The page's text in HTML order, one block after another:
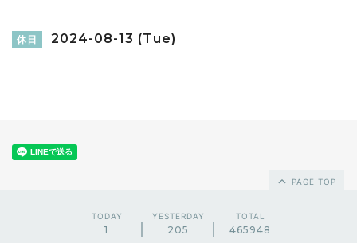
休日 2024-08-13 (Tue)
PAGE TOP
TODAY
1
YESTERDAY
205
TOTAL
465948